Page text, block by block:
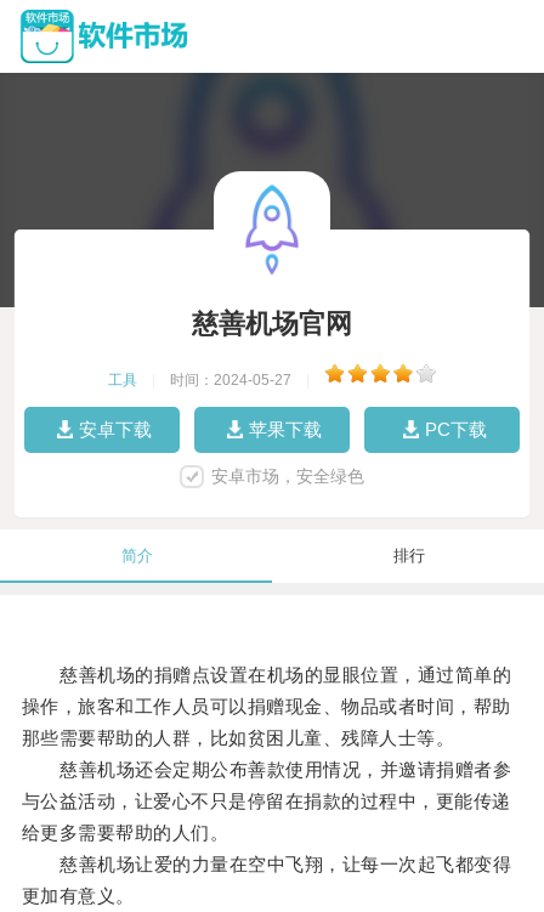
慈善机场官网
工具 时间：2024-05-27
安卓下载 苹果下载 PC下载
安卓市场，安全绿色
简介 排行
慈善机场的捐赠点设置在机场的显眼位置，通过简单的
操作，旅客和工作人员可以捐赠现金、物品或者时间，帮助
那些需要帮助的人群，比如贫困儿童、残障人士等。
慈善机场还会定期公布善款使用情况，并邀请捐赠者参
与公益活动，让爱心不只是停留在捐款的过程中，更能传递
给更多需要帮助的人们。
慈善机场让爱的力量在空中飞翔，让每一次起飞都变得
更加有意义。